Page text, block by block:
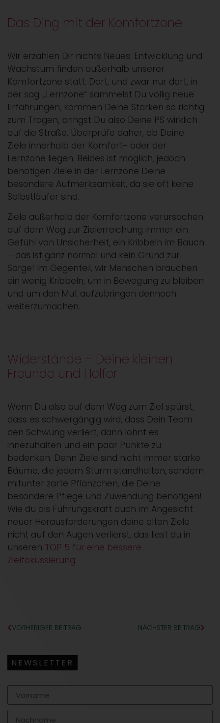
Das Ding mit der Komfortzone
Wir erzählen Dir nichts Neues: Entwicklung und
Wachstum finden außerhalb unserer
Komfortzone statt. Dort, und zwar nur dort, in
der sog. „Lernzone“ sammelst Du völlig neue
Erfahrungen, kommen Deine Stärken so richtig
zum Tragen, bringst Du also Deine PS wirklich
auf die Straße. Überprüfe daher, ob Deine
Ziele innerhalb der Komfort- oder der
Lernzone liegen. Beides ist möglich, jedoch
benötigen Ziele in der Lernzone Deine
besondere Aufmerksamkeit, da sie oft keine
Selbstläufer sind.
Ziele außerhalb der Komfortzone verursachen
auf dem Weg zur Zielerreichung immer ein
Gefühl von Unsicherheit, ein Kribbeln im Bauch
– das ist ganz normal und kein Grund zur
Sorge! Im Gegenteil, wir Menschen brauchen
ein wenig Kribbeln, um in Bewegung zu bleiben
und um den Mut aufzubringen dennoch
weiterzumachen.
Widerstände – Deine kleinen
Freunde und Helfer
Wenn Du also auf dem Weg zum Ziel spürst,
dass es schwergängig wird, dass Dein Team
den Schwung verliert, dann lohnt es
innezuhalten und ein paar Punkte zu
bedenken. Denn Ziele sind nicht immer starke
Bäume, die jedem Sturm standhalten, sondern
mitunter zarte Pflänzchen, die Deine
besondere Pflege und Zuwendung benötigen!
Wie du als Führungskraft auch im Angesicht
neuer Herausforderungen deine alten Ziele
nicht auf den Augen verlierst, das liest du in
unseren TOP 5 für eine bessere
Zielfokussierung.
VORHERIGER BEITRAG NÄCHSTER BEITRAG
NEWSLETTER